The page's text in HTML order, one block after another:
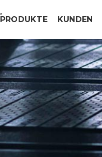
PRODUKTE KUNDEN